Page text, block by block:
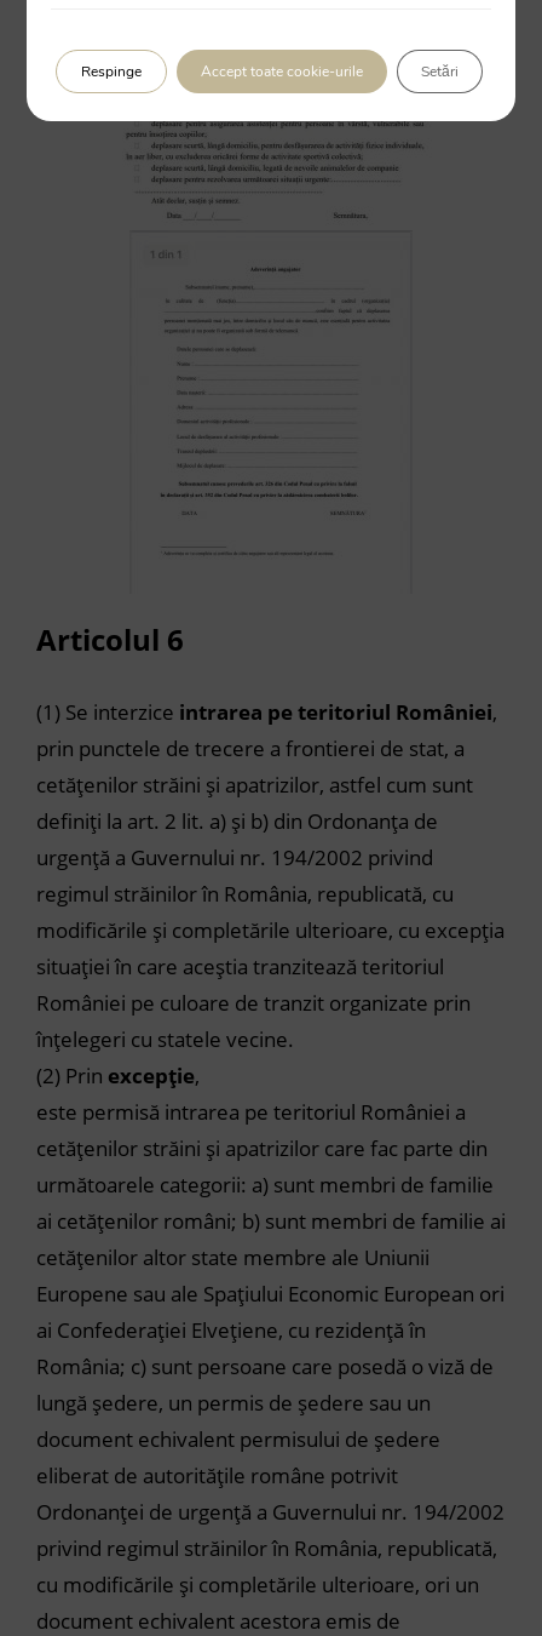
Articolul 6
(1) Se interzice intrarea pe teritoriul României,
prin punctele de trecere a frontierei de stat, a
cetățenilor străini și apatrizilor, astfel cum sunt
definiți la art. 2 lit. a) și b) din Ordonanța de
urgență a Guvernului nr. 194/2002 privind
regimul străinilor în România, republicată, cu
modificările și completările ulterioare, cu excepția
situației în care aceștia tranzitează teritoriul
României pe culoare de tranzit organizate prin
înțelegeri cu statele vecine.
(2) Prin excepție,
este permisă intrarea pe teritoriul României a
cetățenilor străini și apatrizilor care fac parte din
următoarele categorii: a) sunt membri de familie
ai cetățenilor români; b) sunt membri de familie ai
cetățenilor altor state membre ale Uniunii
Europene sau ale Spațiului Economic European ori
ai Confederației Elvețiene, cu rezidență în
România; c) sunt persoane care posedă o viză de
lungă ședere, un permis de ședere sau un
document echivalent permisului de ședere
eliberat de autoritățile române potrivit
Ordonanței de urgență a Guvernului nr. 194/2002
privind regimul străinilor în România, republicată,
cu modificările și completările ulterioare, ori un
document echivalent acestora emis de
Accept toate cookie-urile
Respinge Setări